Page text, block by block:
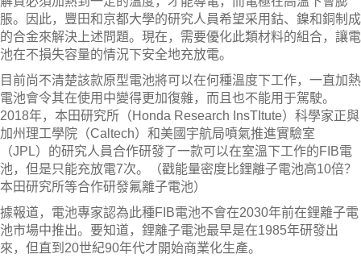
脹。因此，豐田和京都大學的研究人員希望采用鈷、鎳和銅制成
的合金來解決上述問題。現在，需要優化此類材料的組合，讓電
池在不損失容量的情況下安全地充放電。
目前尚不清楚該款原型電池將可以在何種溫度下工作，一直加熱
電池會令其在使用中變得更加復雜，而且也不能用于駕駛。
2018年，本田研究所（Honda Research InsTI tute）科學家正與
加州理工學院（Caltech）和美國宇航局噴氣推進實驗室
（JPL）的研究人員合作研發了一款可以在室溫下工作的FIB電
池，但是只能充放電7次。（戳能量密度比鋰離子電池高10倍？
本田研究所等合作研發氟離子電池）
據報道，電池專家認為此種FIB電池不會在2030年前在鋰離子電
池市場中推出。要知道，鋰離子電池最早是在1985年研發出
來，但直到20世紀90年代才開始商業化生產。